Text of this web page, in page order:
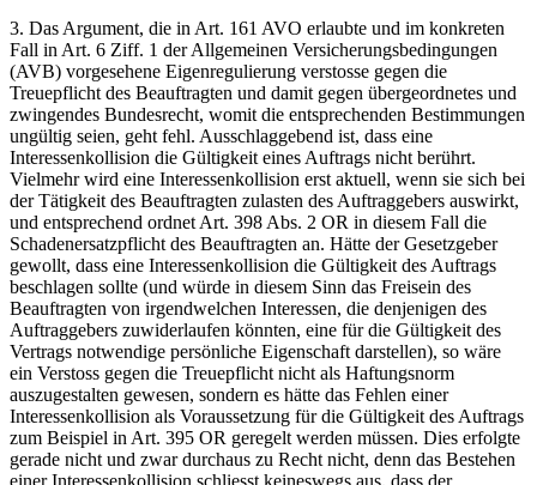
3. Das Argument, die in Art. 161 AVO erlaubte und im konkreten
Fall in Art. 6 Ziff. 1 der Allgemeinen Versicherungsbedingungen
(AVB) vorgesehene Eigenregulierung verstosse gegen die
Treuepflicht des Beauftragten und damit gegen übergeordnetes und
zwingendes Bundesrecht, womit die entsprechenden Bestimmungen
ungültig seien, geht fehl. Ausschlaggebend ist, dass eine
Interessenkollision die Gültigkeit eines Auftrags nicht berührt.
Vielmehr wird eine Interessenkollision erst aktuell, wenn sie sich bei
der Tätigkeit des Beauftragten zulasten des Auftraggebers auswirkt,
und entsprechend ordnet Art. 398 Abs. 2 OR in diesem Fall die
Schadenersatzpflicht des Beauftragten an. Hätte der Gesetzgeber
gewollt, dass eine Interessenkollision die Gültigkeit des Auftrags
beschlagen sollte (und würde in diesem Sinn das Freisein des
Beauftragten von irgendwelchen Interessen, die denjenigen des
Auftraggebers zuwiderlaufen könnten, eine für die Gültigkeit des
Vertrags notwendige persönliche Eigenschaft darstellen), so wäre
ein Verstoss gegen die Treuepflicht nicht als Haftungsnorm
auszugestalten gewesen, sondern es hätte das Fehlen einer
Interessenkollision als Voraussetzung für die Gültigkeit des Auftrags
zum Beispiel in Art. 395 OR geregelt werden müssen. Dies erfolgte
gerade nicht und zwar durchaus zu Recht nicht, denn das Bestehen